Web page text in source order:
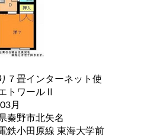
７畳インターネット使
トワールⅡ
月
秦野市北矢名
鉄小田原線 東海大学前